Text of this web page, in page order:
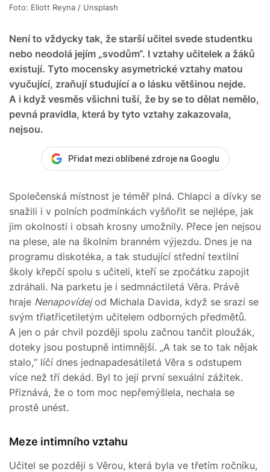
Není to vždycky tak, že starší učitel svede studentku
nebo neodolá jejím „svodům“. I vztahy učitelek a žáků
existují. Tyto mocensky asymetrické vztahy matou
vyučující, zraňují studující a o lásku většinou nejde.
A i když vesměs všichni tuší, že by se to dělat nemělo,
pevná pravidla, která by tyto vztahy zakazovala,
nejsou.
Foto: Eliott Reyna / Unsplash
Přidat mezi oblíbené zdroje na Googlu
Společenská místnost je téměř plná. Chlapci a dívky se
snažili i v polních podmínkách vyšňořit se nejlépe, jak
jim okolnosti i obsah krosny umožnily. Přece jen nejsou
na plese, ale na školním branném výjezdu. Dnes je na
programu diskotéka, a tak studující střední textilní
školy křepčí spolu s učiteli, kteří se zpočátku zapojit
zdráhali. Na parketu je i sedmnáctiletá Věra. Právě
hraje Nenapovídejod Michala Davida, když se srazí se
svým třiatřicetiletým učitelem odborných předmětů.
A jen o pár chvil později spolu začnou tančit ploužák,
doteky jsou postupně intimnější. „A tak se to tak nějak
stalo,“ líčí dnes jednapadesátiletá Věra s odstupem
více než tří dekád. Byl to její první sexuální zážitek.
Přiznává, že o tom moc nepřemýšlela, nechala se
prostě unést.
Meze intimního vztahu
Učitel se později s Věrou, která byla ve třetím ročníku,